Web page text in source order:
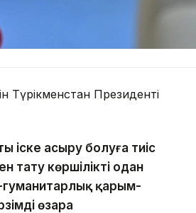
Президенті
іске асыру болуға тиіс
тату көршілікті одан
гуманитарлық қарым-
өзара